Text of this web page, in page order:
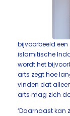
bijvoorbeeld
islamitische
wordt het
arts zegt hoe
vinden dat
arts mag zich
‘Daarnaast kan